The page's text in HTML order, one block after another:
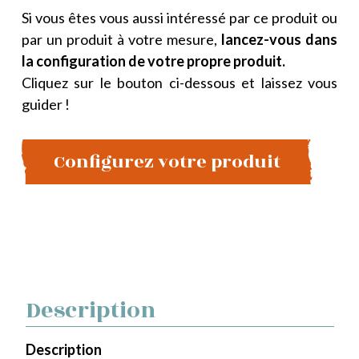
Si vous êtes vous aussi intéressé par ce produit ou
par un produit à votre mesure, lancez-vous dans
la configuration de votre propre produit.
Cliquez sur le bouton ci-dessous et laissez vous
guider !
Configurez votre produit
Description
Description